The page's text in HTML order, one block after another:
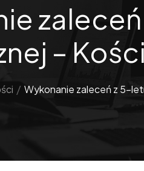
–
/ Wykonanie zaleceń z 5-